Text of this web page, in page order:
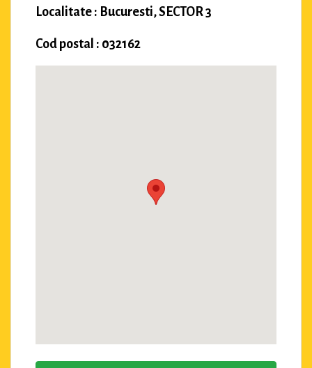
Localitate : Bucuresti, SECTOR 3
Cod postal : 032162